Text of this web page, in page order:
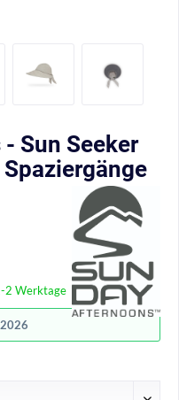
Sun Seeker
2 Werktage